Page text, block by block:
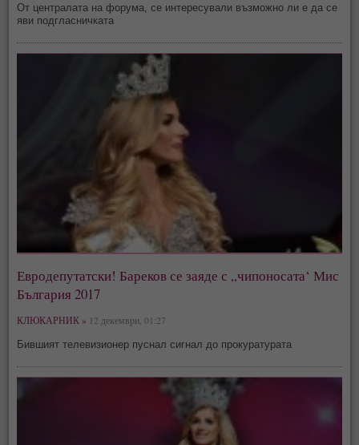
От централата на форума, се интересували възможно ли е да се
яви подгласничката
Евродепутатски! Бареков се заяде с „чипоносата‘ Мис
България 2017
КЛЮКАРНИК » 12 декември, 01:27
Бившият телевизионер пуснал сигнал до прокуратурата